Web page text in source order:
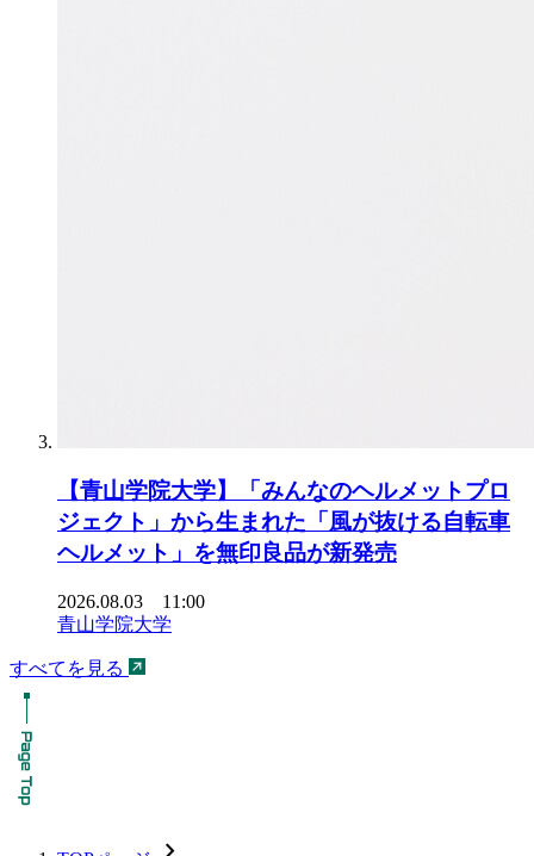
【青山学院大学】「みんなのヘルメットプロ
ジェクト」から生まれた「風が抜ける自転車
ヘルメット」を無印良品が新発売
2026.08.03 11:00
青山学院大学
すべてを見る